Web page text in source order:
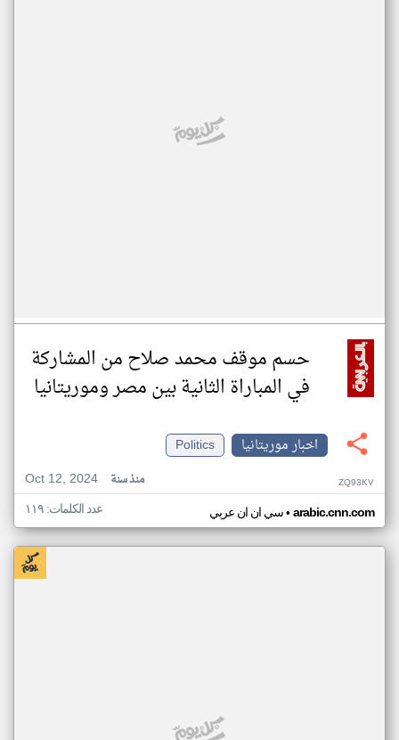
حسم موقف محمد صلاح من المشاركة
في المباراة الثانية بين مصر وموريتانيا
اخبار موريتانيا
Politics
Oct 12, 2024
منذ سنة ZQ93KV
سي ان ان عربي• arabic.cnn.com عدد الكلمات: ١١٩